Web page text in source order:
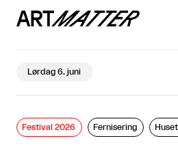
Lørdag 6. juni
Festival 2026 Fernisering